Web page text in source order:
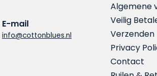
E-mail
info@cottonblues.nl
Algemene
Veilig
Verzenden
Privacy
Contact